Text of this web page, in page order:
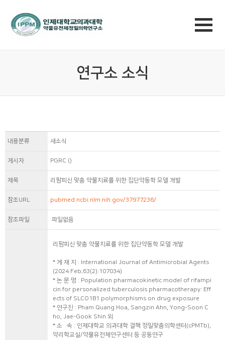
연구소 소식
내용분류 새소식
게시자 PGRC ()
제목 리팜피신 맞춤 약물치료를 위한 집단약동학 모델 개발
참조URL pubmed.ncbi.nlm.nih.gov/37977236/
참조파일 파일없음
리팜피신 맞춤 약물치료를 위한 집단약동학 모델 개발
* 게 재 지 : International Journal of Antimicrobial Agents
(2024 Feb;63(2):107034)
* 논 문 명 : Population pharmacokinetic model of rifampi
cin for personalized tuberculosis pharmacotherapy: Eff
ects of SLCO1B1 polymorphisms on drug exposure
* 연구진 : Pham Quang Hoa, Sangzin Ahn, Yong-Soon C
ho, Jae-Gook Shin 외
* 소 속 : 인제대학교 의과대학 결핵 정밀맞춤의학센터(cPMTb),
약리학교실/약물유전체연구센터 등 공동연구